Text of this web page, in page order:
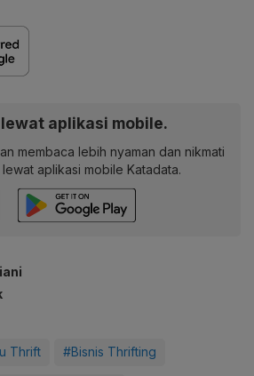
aplikasi mobile.
membaca lebih nyaman dan nikmati
aplikasi mobile Katadata.
Thrift #Bisnis Thrifting